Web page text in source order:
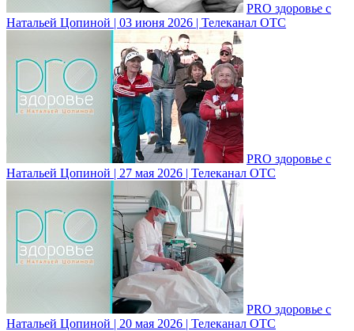
PRO здоровье с
Натальей Цопиной | 03 июня 2026 | Телеканал ОТС
PRO здоровье с
Натальей Цопиной | 27 мая 2026 | Телеканал ОТС
PRO здоровье с
Натальей Цопиной | 20 мая 2026 | Телеканал ОТС